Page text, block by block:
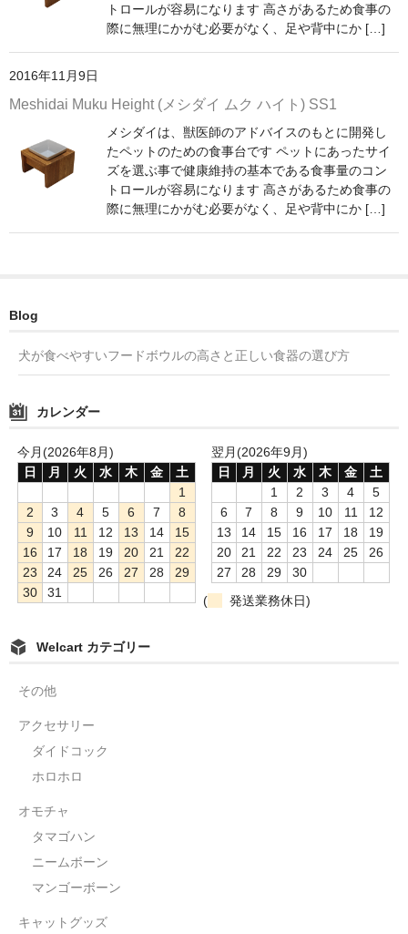
トロールが容易になります 高さがあるため食事の
際に無理にかがむ必要がなく、足や背中にか […]
2016年11月9日
Meshidai Muku Height (メシダイ ムク ハイト) SS1
メシダイは、獣医師のアドバイスのもとに開発し
たペットのための食事台です ペットにあったサイ
ズを選ぶ事で健康維持の基本である食事量のコン
トロールが容易になります 高さがあるため食事の
際に無理にかがむ必要がなく、足や背中にか […]
Blog
犬が食べやすいフードボウルの高さと正しい食器の選び方
カレンダー
今月(2026年8月)
日
月 火 水 木 金
土
1
2
3 4 5 6 7
8
9
10 11 12 13 14
15
16
17 18 19 20 21
22
23
24 25 26 27 28
29
30
31
翌月(2026年9月)
日
月 火 水 木 金
土
1
2 3 4
5
6
7 8 9 10 11
12
13
14 15 16 17 18
19
20
21 22 23 24 25
26
27
28 29
30
(
発送業務休日)
Welcart カテゴリー
その他
アクセサリー
ダイドコック
ホロホロ
オモチャ
タマゴハン
ニームボーン
マンゴーボーン
キャットグッズ